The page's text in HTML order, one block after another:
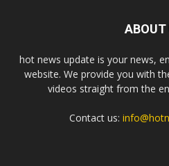
ABOUT
hot news update is your news,
website. We provide you with
videos straight from the
Contact us: